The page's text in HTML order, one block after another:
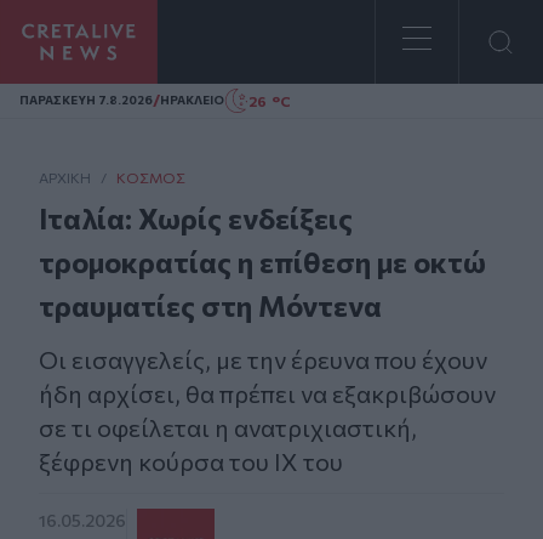
Homepage
ΠΑΡΑΣΚΕΥΗ 7.8.2026/ΗΡΑΚΛΕΙΟ 26 °C
ΑΡΧΙΚΗ / ΚΌΣΜΟΣ
Ιταλία: Χωρίς ενδείξεις
τρομοκρατίας η επίθεση με οκτώ
τραυματίες στη Μόντενα
Οι εισαγγελείς, με την έρευνα που έχουν
ήδη αρχίσει, θα πρέπει να εξακριβώσουν
σε τι οφείλεται η ανατριχιαστική,
ξέφρενη κούρσα του ΙΧ του
16.05.2026